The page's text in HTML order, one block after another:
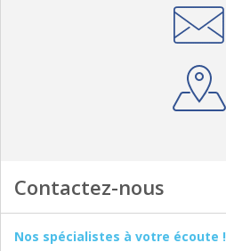
Contactez-nous
Nos spécialistes à votre écoute !